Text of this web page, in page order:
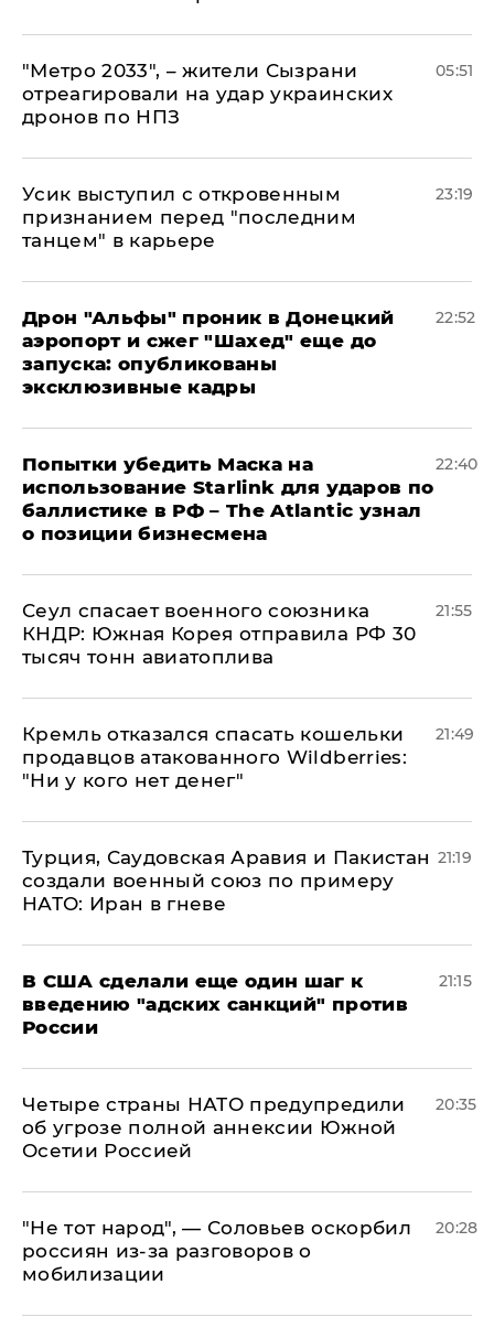
"Метро 2033", – жители Сызрани
отреагировали на удар украинских
дронов по НПЗ
05:51
Усик выступил с откровенным
признанием перед "последним
танцем" в карьере
23:19
Дрон "Альфы" проник в Донецкий
аэропорт и сжег "Шахед" еще до
запуска: опубликованы
эксклюзивные кадры
22:52
Попытки убедить Маска на
использование Starlink для ударов по
баллистике в РФ – The Atlantic узнал
о позиции бизнесмена
22:40
​Сеул спасает военного союзника
КНДР: Южная Корея отправила РФ 30
тысяч тонн авиатоплива
21:55
Кремль отказался спасать кошельки
продавцов атакованного Wildberries:
"Ни у кого нет денег"
21:49
Турция, Саудовская Аравия и Пакистан
создали военный союз по примеру
НАТО: Иран в гневе
21:19
В США сделали еще один шаг к
введению "адских санкций" против
России
21:15
Четыре страны НАТО предупредили
об угрозе полной аннексии Южной
Осетии Россией
20:35
​"Не тот народ", — Соловьев оскорбил
россиян из-за разговоров о
мобилизации
20:28